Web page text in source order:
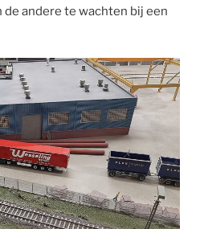
andere te wachten bij een